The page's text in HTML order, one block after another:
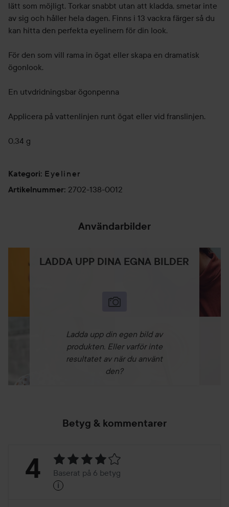
lätt som möjligt. Torkar snabbt utan att kladda, smetar inte
av sig och håller hela dagen. Finns i 13 vackra färger så du
kan hitta den perfekta eyelinern för din look.
För den som vill rama in ögat eller skapa en dramatisk
ögonlook.
En utvdridningsbar ögonpenna
Applicera på vattenlinjen runt ögat eller vid franslinjen.
0,34 g
Kategori: Eyeliner
Artikelnummer: 2702-138-0012
Användarbilder
LADDA UPP DINA EGNA BILDER
Ladda upp din egen bild av
produkten. Eller varför inte
resultatet av när du använt
den?
Betyg & kommentarer
Betyg:
Baserat
4 Baserat på 6 betyg
i